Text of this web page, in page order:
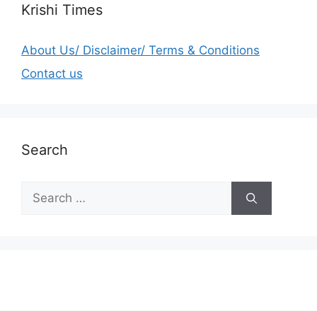
Krishi Times
About Us/ Disclaimer/ Terms & Conditions
Contact us
Search